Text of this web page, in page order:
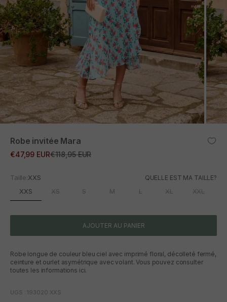
Robe invitée Mara
Prix promotionnel
€47,99 EURPrix normal
€118,95 EUR
Taille:XXS QUELLE EST MA TAILLE?
XXS XS S M L XL XXL
AJOUTER AU PANIER
Robe longue de couleur bleu ciel avec imprimé floral, décolleté fermé,
ceinture et ourlet asymétrique avec volant. Vous pouvez consulter
toutes les informations ici.
UGS : 193020.XXS